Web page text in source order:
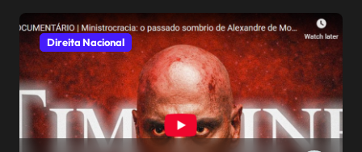
Direita Nacional